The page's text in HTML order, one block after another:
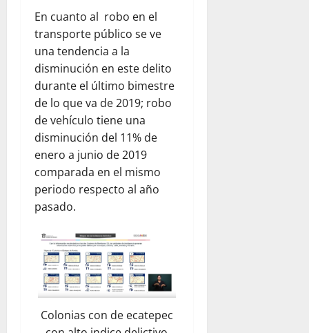
En cuanto al robo en el
transporte público se ve
una tendencia a la
disminución en este delito
durante el último bimestre
de lo que va de 2019; robo
de vehículo tiene una
disminución del 11% de
enero a junio de 2019
comparada en el mismo
periodo respecto al año
pasado.
Colonias con de ecatepec